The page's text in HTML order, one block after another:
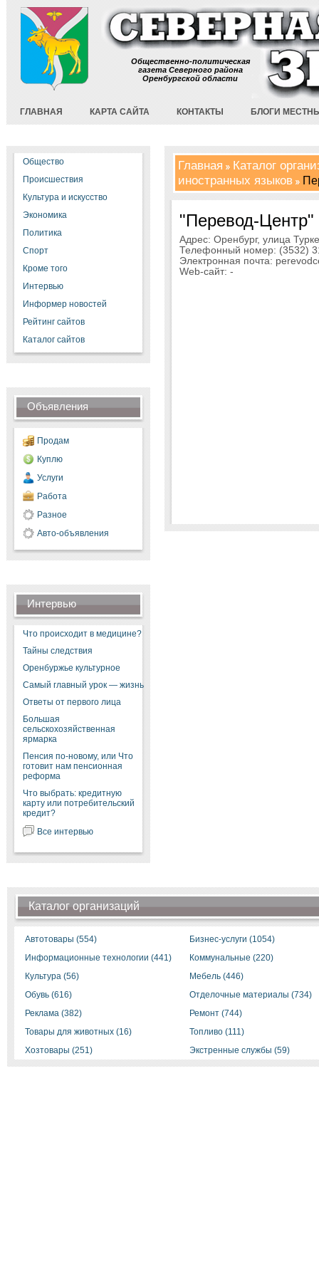
Общественно-политическая
газета Северного района
Оренбургской области
ГЛАВНАЯ КАРТА САЙТА КОНТАКТЫ БЛОГИ
Общество
Происшествия
Культура и искусство
Экономика
Политика
Спорт
Кроме того
Интервью
Информер новостей
Рейтинг сайтов
Каталог сайтов
Объявления
Продам
Куплю
Услуги
Работа
Разное
Авто-объявления
Интервью
Что происходит в медицине?
Тайны следствия
Оренбуржье культурное
Самый главный урок — жизнь
Ответы от первого лица
Большая
сельскохозяйственная
ярмарка
Пенсия по-новому, или Что
готовит нам пенсионная
реформа
Что выбрать: кредитную
карту или потребительский
кредит?
Все интервью
Главная
Каталог
иностранных языков
"Перевод-Центр"
Адрес: Оренбург, улица
Телефонный номер: (3532)
Электронная почта:
Web-сайт: -
Каталог организаций
Автотовары (554)
Бизнес-услуги (1054)
Информационные технологии (441)
Коммунальные (220)
Культура (56)
Мебель (446)
Обувь (616)
Отделочные материалы (734)
Реклама (382)
Ремонт (744)
Товары для животных (16)
Топливо (111)
Хозтовары (251)
Экстренные службы (59)